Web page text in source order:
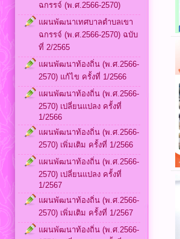
ฉกรรจ์ (พ.ศ.2566-2570)
แผนพัฒนาเทศบาลตำบลเขา
ฉกรรจ์ (พ.ศ.2566-2570) ฉบับ
ที่ 2/2565
แผนพัฒนาท้องถิ่น (พ.ศ.2566-
2570) แก้ไข ครั้งที่ 1/2566
แผนพัฒนาท้องถิ่น (พ.ศ.2566-
2570) เปลี่ยนแปลง ครั้งที่
1/2566
แผนพัฒนาท้องถิ่น (พ.ศ.2566-
2570) เพิ่มเติม ครั้งที่ 1/2566
แผนพัฒนาท้องถิ่น (พ.ศ.2566-
2570) เปลี่ยนแปลง ครั้งที่
1/2567
แผนพัฒนาท้องถิ่น (พ.ศ.2566-
2570) เพิ่มเติม ครั้งที่ 1/2567
แผนพัฒนาท้องถิ่น (พ.ศ.2566-